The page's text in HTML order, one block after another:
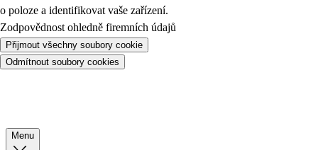
o poloze a identifikovat vaše zařízení.
Zodpovědnost ohledně firemních údajů
Přijmout všechny soubory cookie
Odmítnout soubory cookies
Menu